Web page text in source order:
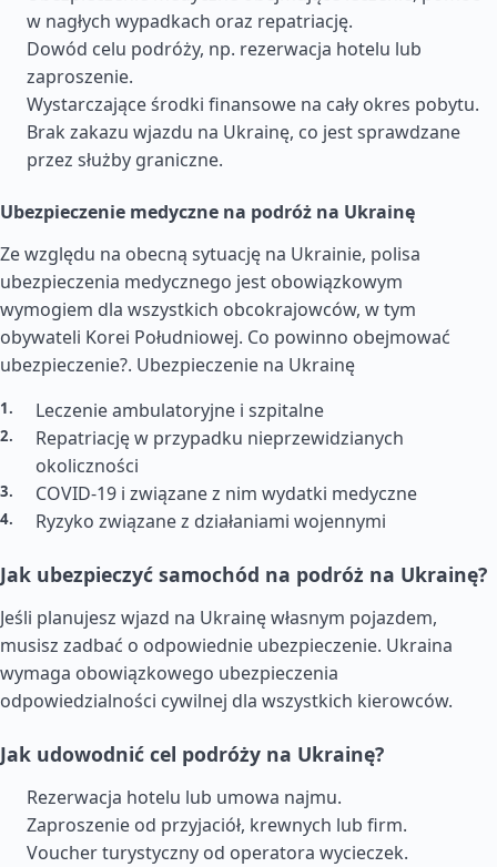
w nagłych wypadkach oraz repatriację.
Dowód celu podróży, np. rezerwacja hotelu lub
zaproszenie.
Wystarczające środki finansowe na cały okres pobytu.
Brak zakazu wjazdu na Ukrainę, co jest sprawdzane
przez służby graniczne.
Ubezpieczenie medyczne na podróż na Ukrainę
Ze względu na obecną sytuację na Ukrainie, polisa
ubezpieczenia medycznego jest obowiązkowym
wymogiem dla wszystkich obcokrajowców, w tym
obywateli Korei Południowej. Co powinno obejmować
ubezpieczenie?. Ubezpieczenie na Ukrainę
Leczenie ambulatoryjne i szpitalne
Repatriację w przypadku nieprzewidzianych
okoliczności
COVID-19 i związane z nim wydatki medyczne
Ryzyko związane z działaniami wojennymi
Jak ubezpieczyć samochód na podróż na Ukrainę?
Jeśli planujesz wjazd na Ukrainę własnym pojazdem,
musisz zadbać o odpowiednie ubezpieczenie. Ukraina
wymaga obowiązkowego ubezpieczenia
odpowiedzialności cywilnej dla wszystkich kierowców.
Jak udowodnić cel podróży na Ukrainę?
Rezerwacja hotelu lub umowa najmu.
Zaproszenie od przyjaciół, krewnych lub firm.
Voucher turystyczny od operatora wycieczek.